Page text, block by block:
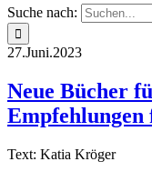
Suche nach:
27.Juni.2023
Neue Bücher
Text: Katia Kröger